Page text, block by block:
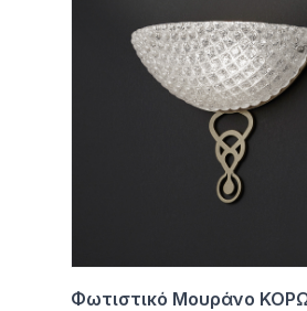
Φωτιστικό Μουράνο